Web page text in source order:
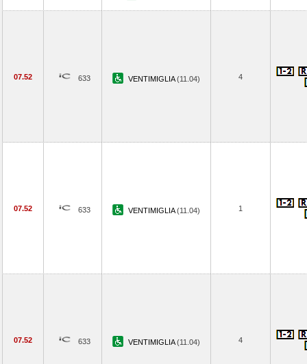
07.52 633 VENTIMIGLIA(11.04) 4
07.52 633 VENTIMIGLIA(11.04) 1
07.52 633 VENTIMIGLIA(11.04) 4